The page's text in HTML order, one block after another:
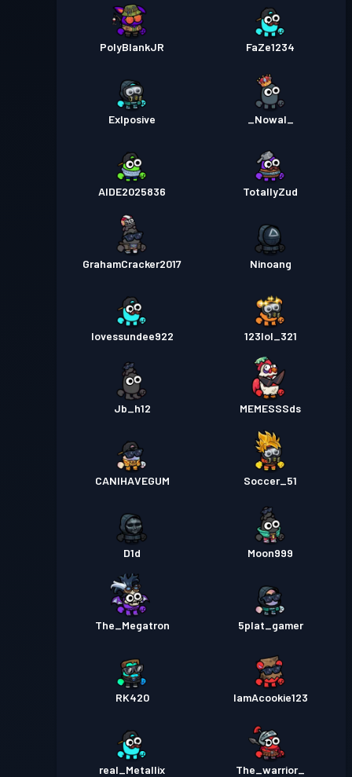
PolyBlankJR FaZe1234
Exlposive _Nowal_
AIDE2025836 TotallyZud
GrahamCracker2017 Ninoang
Iovessundee922 123lol_321
Jb_h12 MEMESSSds
CANIHAVEGUM Soccer_51
D1d Moon999
The_Megatron 5plat_gamer
RK420 IamAcookie123
real_Metallix The_warrior_